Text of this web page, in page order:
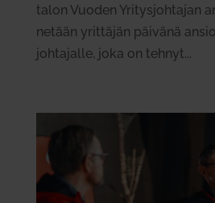
talon Vuoden Yri­tys­joh­tajan
netään yrit­täjän päivänä
joh­ta­jalle, joka on tehnyt...